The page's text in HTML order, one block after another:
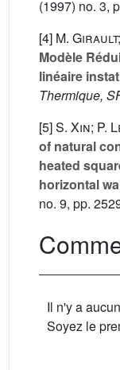
(1997) no. 3,
[4] M.
Modèle
linéaire
Thermique,
[5]S. Xin; P.
of natural
heated
horizontal
no. 9, pp.
Il n'y a
Soyez le